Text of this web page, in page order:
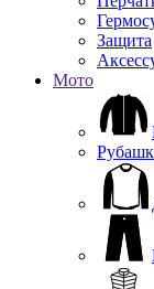
Защита
Мото